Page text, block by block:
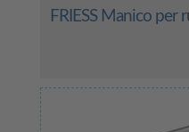
FRIESS Manico per